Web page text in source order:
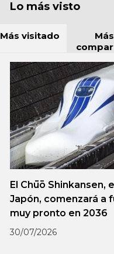
Lo más visto
Más visitado
Más
El Chūō Shinkansen,
Japón, comenzará a
muy pronto en 2036
30/07/2026